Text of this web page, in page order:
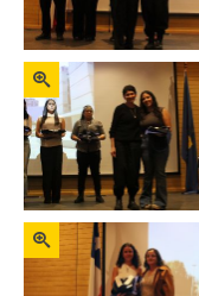
Zoom
Zoom